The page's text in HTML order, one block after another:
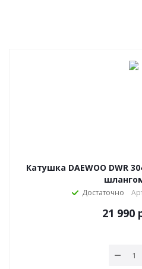
Катушка DAEWOO DWR
Достаточно
21 990